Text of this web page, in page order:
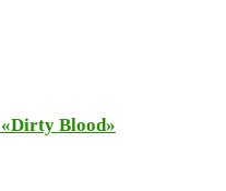
«Dirty Blood»